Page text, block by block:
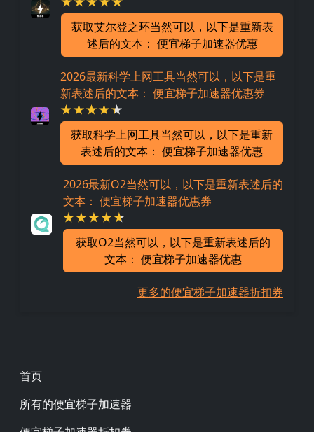
获取艾尔登之环当然可以，以下是重新表
述后的文本： 便宜梯子加速器优惠
2026最新科学上网工具当然可以，以下是重
新表述后的文本： 便宜梯子加速器优惠券
获取科学上网工具当然可以，以下是重新
表述后的文本： 便宜梯子加速器优惠
2026最新O2当然可以，以下是重新表述后的
文本： 便宜梯子加速器优惠券
获取O2当然可以，以下是重新表述后的
文本： 便宜梯子加速器优惠
更多的便宜梯子加速器折扣券
Footer
首页
所有的便宜梯子加速器